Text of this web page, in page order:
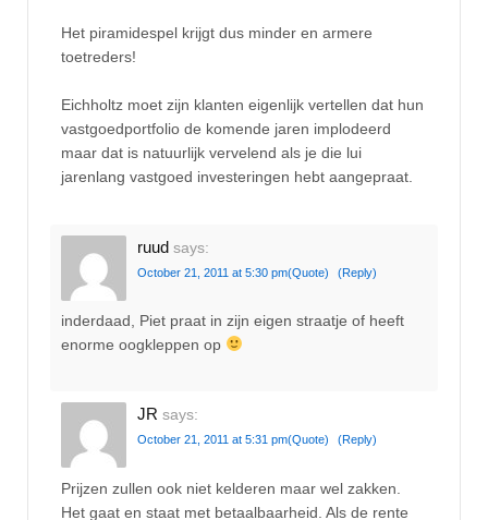
Het piramidespel krijgt dus minder en armere
toetreders!
Eichholtz moet zijn klanten eigenlijk vertellen dat hun
vastgoedportfolio de komende jaren implodeerd
maar dat is natuurlijk vervelend als je die lui
jarenlang vastgoed investeringen hebt aangepraat.
ruud says:
October 21, 2011 at 5:30 pm(Quote) (Reply)
inderdaad, Piet praat in zijn eigen straatje of heeft
enorme oogkleppen op
JR says:
October 21, 2011 at 5:31 pm(Quote) (Reply)
Prijzen zullen ook niet kelderen maar wel zakken.
Het gaat en staat met betaalbaarheid. Als de rente